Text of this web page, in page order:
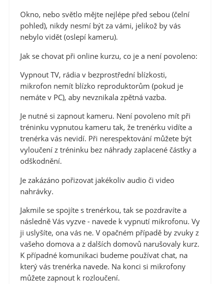
Okno, nebo světlo mějte nejlépe před sebou (čelní
pohled), nikdy nesmí být za vámi, jelikož by vás
nebylo vidět (oslepí kameru).
Jak se chovat při online kurzu, co je a není povoleno:
Vypnout TV, rádia v bezprostřední blízkosti,
mikrofon nemít blízko reproduktorům (pokud je
nemáte v PC), aby nevznikala zpětná vazba.
Je nutné si zapnout kameru. Není povoleno mít při
tréninku vypnutou kameru tak, že trenérku vidíte a
trenérka vás nevidí. Při nerespektování můžete být
vyloučení z tréninku bez náhrady zaplacené částky a
odškodnění.
Je zakázáno pořizovat jakékoliv audio či video
nahrávky.
Jakmile se spojíte s trenérkou, tak se pozdravíte a
následně Vás vyzve - navede k vypnutí mikrofonu. Vy
ji uslyšíte, ona vás ne. V opačném případě by zvuky z
vašeho domova a z dalších domovů narušovaly kurz.
K případné komunikaci budeme používat chat, na
který vás trenérka navede. Na konci si mikrofony
můžete zapnout k rozloučení.